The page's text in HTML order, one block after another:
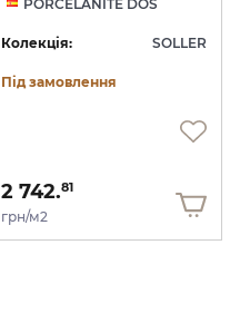
PORCELANITE DOS
Колекція: SOLLER
Під замовлення
2 742.81
грн/м2